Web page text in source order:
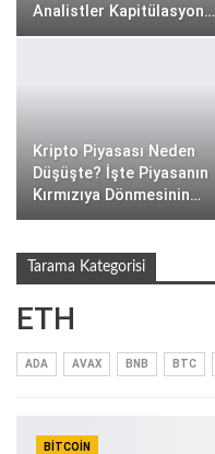
Analistler Kapitülasyon…
Kripto Piyasası Neden
Düşüşte? İşte Piyasanın
Kırmızıya Dönmesinin…
Tarama Kategorisi
ETH
ADA AVAX BNB BTC
BITCOIN